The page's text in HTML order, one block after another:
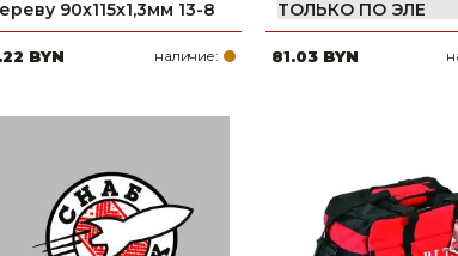
90х115х1,3мм 13-8
BYN наличие:
ТОЛЬКО ПО ЭЛЕ
81.03 BYN